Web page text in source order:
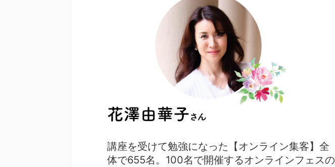
講座を受けて勉強になった【オンライン集客】全
体で655名。100名で開催するオンラインフェスの